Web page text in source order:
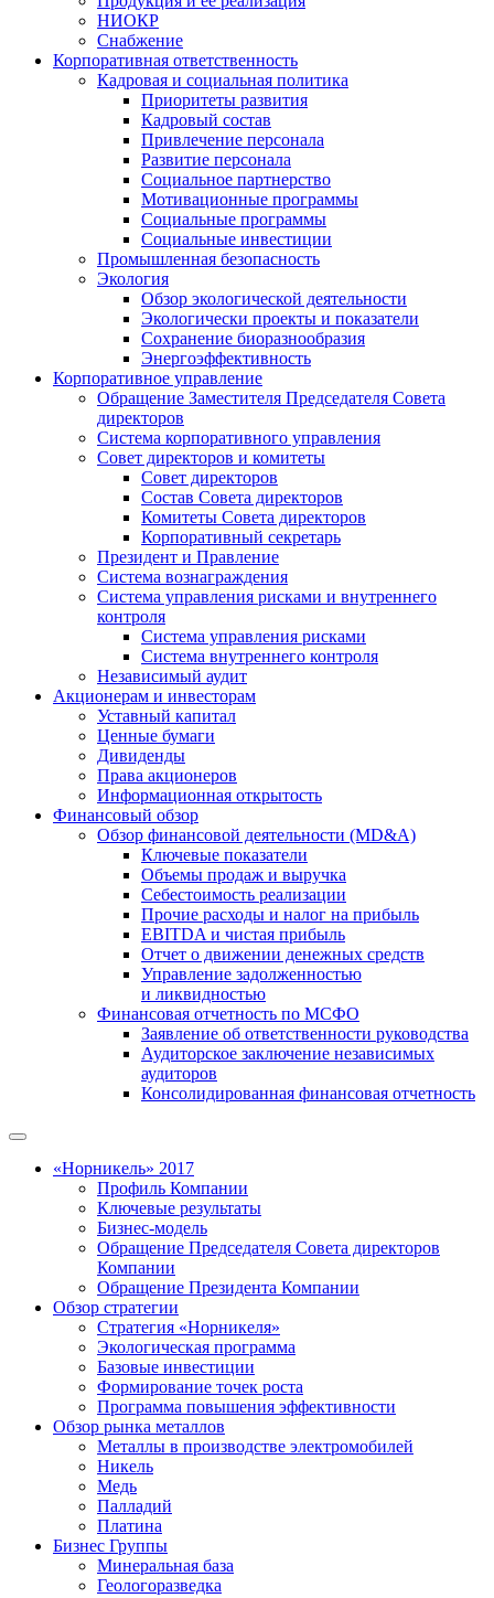
НИОКР
Снабжение
Корпоративная ответственность
Кадровая и социальная политика
Приоритеты развития
Кадровый состав
Привлечение персонала
Развитие персонала
Социальное партнерство
Мотивационные программы
Социальные программы
Социальные инвестиции
Промышленная безопасность
Экология
Обзор экологической деятельности
Экологически проекты и показатели
Сохранение биоразнообразия
Энергоэффективность
Корпоративное управление
Обращение Заместителя Председателя Совета
директоров
Система корпоративного управления
Совет директоров и комитеты
Совет директоров
Состав Совета директоров
Комитеты Совета директоров
Корпоративный секретарь
Президент и Правление
Система вознаграждения
Система управления рисками и внутреннего
контроля
Система управления рисками
Система внутреннего контроля
Независимый аудит
Акционерам и инвесторам
Уставный капитал
Ценные бумаги
Дивиденды
Права акционеров
Информационная открытость
Финансовый обзор
Обзор финансовой деятельности (MD&A)
Ключевые показатели
Объемы продаж и выручка
Себестоимость реализации
Прочие расходы и налог на прибыль
EBITDA и чистая прибыль
Отчет о движении денежных средств
Управление задолженностью
и ликвидностью
Финансовая отчетность по МСФО
Заявление об ответственности руководства
Аудиторское заключение независимых
аудиторов
Консолидированная финансовая отчетность
«Норникель» 2017
Профиль Компании
Ключевые результаты
Бизнес-модель
Обращение Председателя Совета директоров
Компании
Обращение Президента Компании
Обзор стратегии
Стратегия «Норникеля»
Экологическая программа
Базовые инвестиции
Формирование точек роста
Программа повышения эффективности
Обзор рынка металлов
Металлы в производстве электромобилей
Никель
Медь
Палладий
Платина
Бизнес Группы
Минеральная база
Геологоразведка